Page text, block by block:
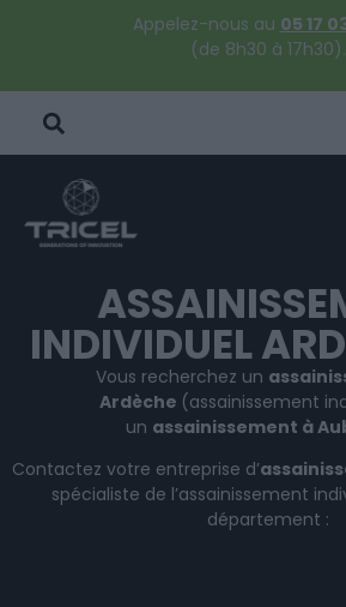
Appelez-nous au 05 17
(de 8h30 à 17h30).
INDIVIDUEL
Vous recherchez un
Ardèche (assainissement
un assainissement à
Contactez votre entreprise d’
spécialiste de l’assainissement
département :